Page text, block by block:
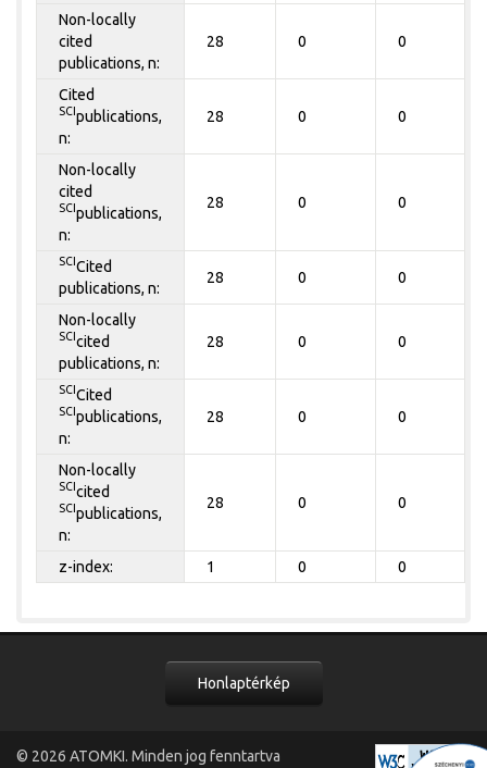
Non-locally
cited
publications, n:
28 0 0
Cited
SCI publications,
n:
28 0 0
Non-locally
cited
SCI publications,
n:
28 0 0
SCI Cited
publications, n:
28 0 0
Non-locally
SCI cited
publications, n:
28 0 0
SCI Cited
SCI publications,
n:
28 0 0
Non-locally
SCI cited
SCI publications,
n:
28 0 0
z-index: 1 0 0
Honlaptérkép
© 2026 ATOMKI. Minden jog fenntartva